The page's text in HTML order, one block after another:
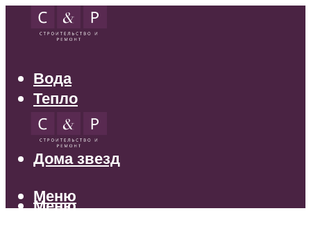
Вода
Тепло
Электрика
Свет
Дома звезд
Меню
Меню